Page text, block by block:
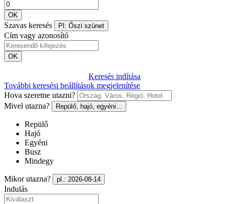
OK
Szavas keresés Pl: Őszi szünet
Cím vagy azonosító
OK
Keresés indítása
További keresési beállítások megjelenítése
Hova szeretne utazni?
Mivel utazna?
Repülő, hajó, egyéni...
Repülő
Hajó
Egyéni
Busz
Mindegy
Mikor utazna? pl.: 2026-08-14
Indulás